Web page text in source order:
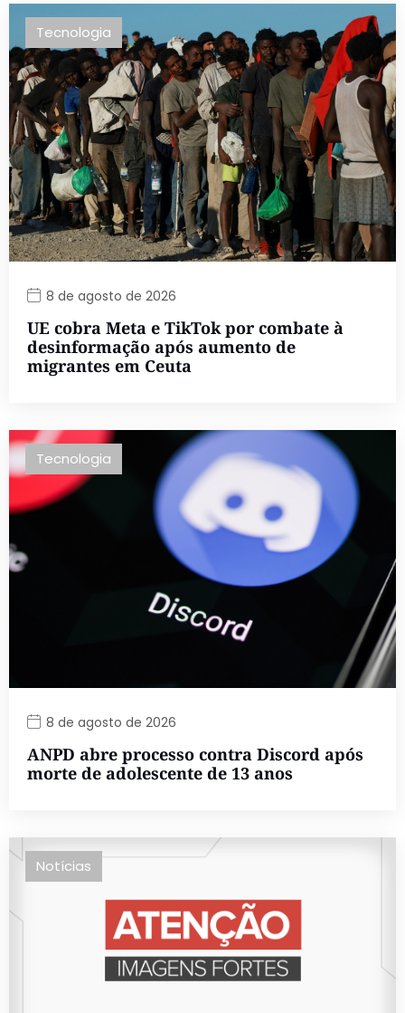
Tecnologia
8 de agosto de 2026
UE cobra Meta e TikTok por combate à
desinformação após aumento de
migrantes em Ceuta
Tecnologia
8 de agosto de 2026
ANPD abre processo contra Discord após
morte de adolescente de 13 anos
Notícias